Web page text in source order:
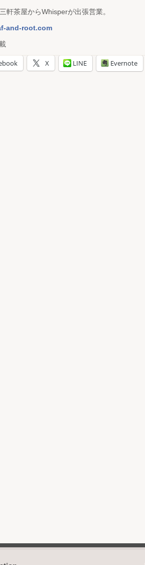
軒茶屋からWhisperが出張営業。
and-root.com
X LINE Evernote